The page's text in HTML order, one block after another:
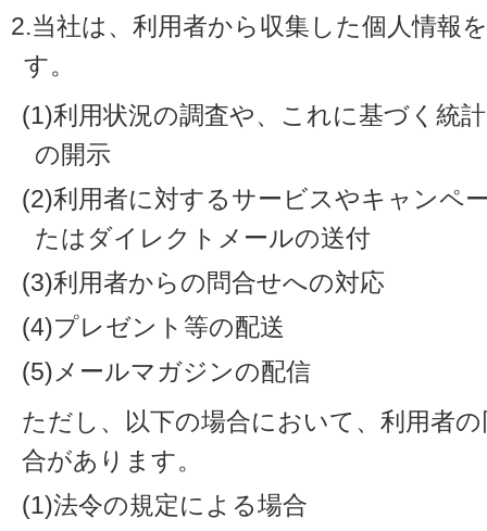
2.当社は、利用者から収集した個人情報
す。
(1)利用状況の調査や、これに基づく統
の開示
(2)利用者に対するサービスやキャンペ
たはダイレクトメールの送付
(3)利用者からの問合せへの対応
(4)プレゼント等の配送
(5)メールマガジンの配信
ただし、以下の場合において、利用者
合があります。
(1)法令の規定による場合